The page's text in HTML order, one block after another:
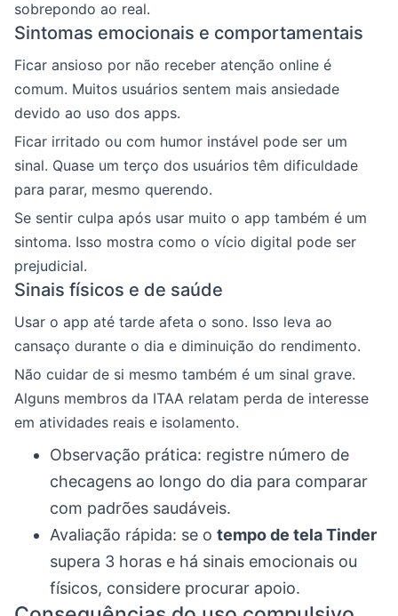
sobrepondo ao real.
Sintomas emocionais e comportamentais
Ficar ansioso por não receber atenção online é
comum. Muitos usuários sentem mais ansiedade
devido ao uso dos apps.
Ficar irritado ou com humor instável pode ser um
sinal. Quase um terço dos usuários têm dificuldade
para parar, mesmo querendo.
Se sentir culpa após usar muito o app também é um
sintoma. Isso mostra como o vício digital pode ser
prejudicial.
Sinais físicos e de saúde
Usar o app até tarde afeta o sono. Isso leva ao
cansaço durante o dia e diminuição do rendimento.
Não cuidar de si mesmo também é um sinal grave.
Alguns membros da ITAA relatam perda de interesse
em atividades reais e isolamento.
Observação prática: registre número de
checagens ao longo do dia para comparar
com padrões saudáveis.
Avaliação rápida: se o tempo de tela Tinder
supera 3 horas e há sinais emocionais ou
físicos, considere procurar apoio.